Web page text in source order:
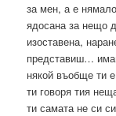
за мен, а е
ядосана за нещо
изоставена,
представиш…
някой въобще ти
ти говоря тия
ти самата не си